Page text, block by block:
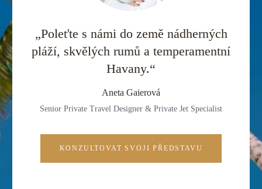
„Poleťte s námi do země nádherných
pláží, skvělých rumů a temperamentní
Havany.“
Aneta Gaierová
Senior Private Travel Designer & Private Jet Specialist
KONZULTOVAT SVOJI PŘEDSTAVU